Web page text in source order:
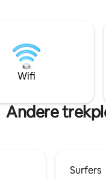
appartement blijven en
strand om je eigen
nemen. Schoonmaak niet inbegrepen,
maar kan worden
Wifi
Andere
Surfers